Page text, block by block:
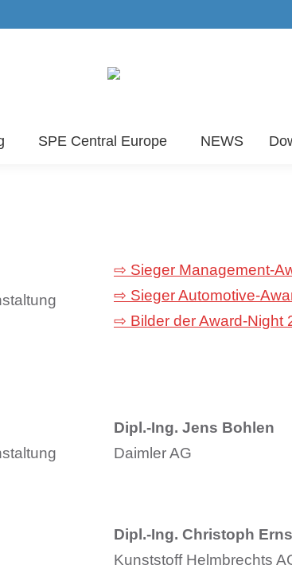
SPE Central Europe NEWS
⇨ Sieger Management-
⇨ Sieger Automotive-
⇨ Bilder der Award-Night
Dipl.-Ing. Jens Bohlen
Daimler AG
Dipl.-Ing. Christoph
Kunststoff Helmbrechts